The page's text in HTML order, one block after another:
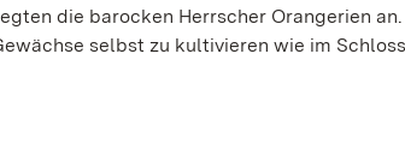
die barocken Herrscher Orangerien
selbst zu kultivieren wie im